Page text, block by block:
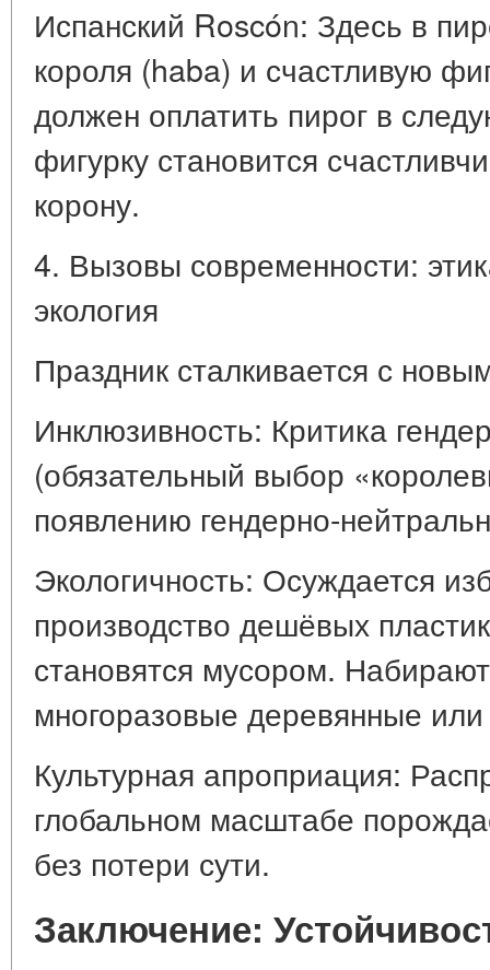
Испанский Roscón: Здесь в
короля (haba) и счастливую
должен оплатить пирог в
фигурку становится
корону.
4. Вызовы современности:
экология
Праздник сталкивается с
Инклюзивность: Критика
(обязательный выбор
появлению гендерно-
Экологичность: Осуждается
производство дешёвых
становятся мусором.
многоразовые деревянные
Культурная апроприация:
глобальном масштабе
без потери сути.
Заключение: